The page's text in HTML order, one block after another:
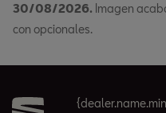
30/08/2026. Imagen
con opcionales.